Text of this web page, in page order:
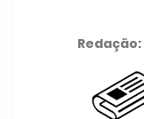
Redação: